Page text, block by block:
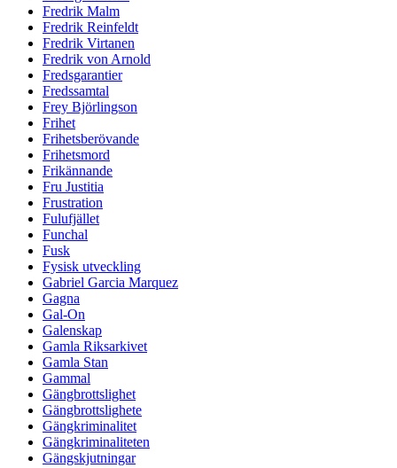
Fredrik Malm
Fredrik Reinfeldt
Fredrik Virtanen
Fredrik von Arnold
Fredsgarantier
Fredssamtal
Frey Björlingson
Frihet
Frihetsberövande
Frihetsmord
Frikännande
Fru Justitia
Frustration
Fulufjället
Funchal
Fusk
Fysisk utveckling
Gabriel Garcia Marquez
Gagna
Gal-On
Galenskap
Gamla Riksarkivet
Gamla Stan
Gammal
Gängbrottslighet
Gängbrottslighete
Gängkriminalitet
Gängkriminaliteten
Gängskjutningar